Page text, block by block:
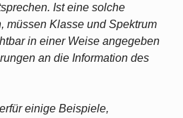
Ist eine solche
müssen Klasse und Spektrum
in einer Weise angegeben
an die Information des
einige Beispiele,